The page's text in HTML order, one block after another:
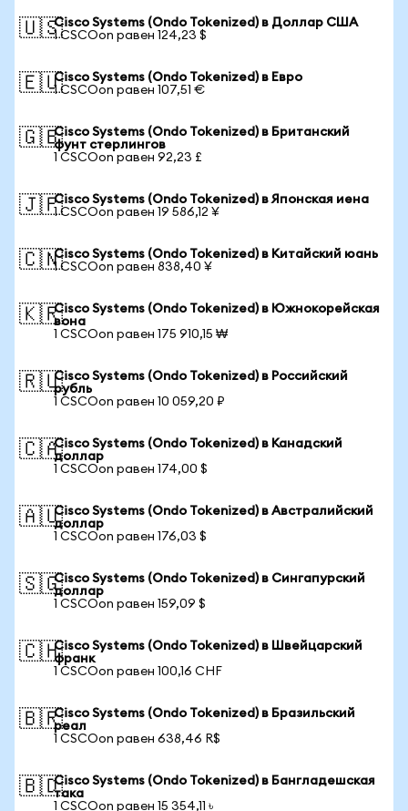
🇺🇸Cisco Systems (Ondo Tokenized) в Доллар США
1 CSCOon равен 124,23 $
🇪🇺Cisco Systems (Ondo Tokenized) в Евро
1 CSCOon равен 107,51 €
🇬🇧Cisco Systems (Ondo Tokenized) в Британский
фунт стерлингов
1 CSCOon равен 92,23 £
🇯🇵Cisco Systems (Ondo Tokenized) в Японская иена
1 CSCOon равен 19 586,12 ¥
🇨🇳Cisco Systems (Ondo Tokenized) в Китайский юань
1 CSCOon равен 838,40 ¥
🇰🇷Cisco Systems (Ondo Tokenized) в Южнокорейская
вона
1 CSCOon равен 175 910,15 ₩
🇷🇺Cisco Systems (Ondo Tokenized) в Российский
рубль
1 CSCOon равен 10 059,20 ₽
🇨🇦Cisco Systems (Ondo Tokenized) в Канадский
доллар
1 CSCOon равен 174,00 $
🇦🇺Cisco Systems (Ondo Tokenized) в Австралийский
доллар
1 CSCOon равен 176,03 $
🇸🇬Cisco Systems (Ondo Tokenized) в Сингапурский
доллар
1 CSCOon равен 159,09 $
🇨🇭Cisco Systems (Ondo Tokenized) в Швейцарский
франк
1 CSCOon равен 100,16 CHF
🇧🇷Cisco Systems (Ondo Tokenized) в Бразильский
реал
1 CSCOon равен 638,46 R$
🇧🇩Cisco Systems (Ondo Tokenized) в Бангладешская
така
1 CSCOon равен 15 354,11 ৳